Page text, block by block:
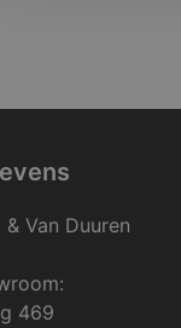
Van Duuren
469